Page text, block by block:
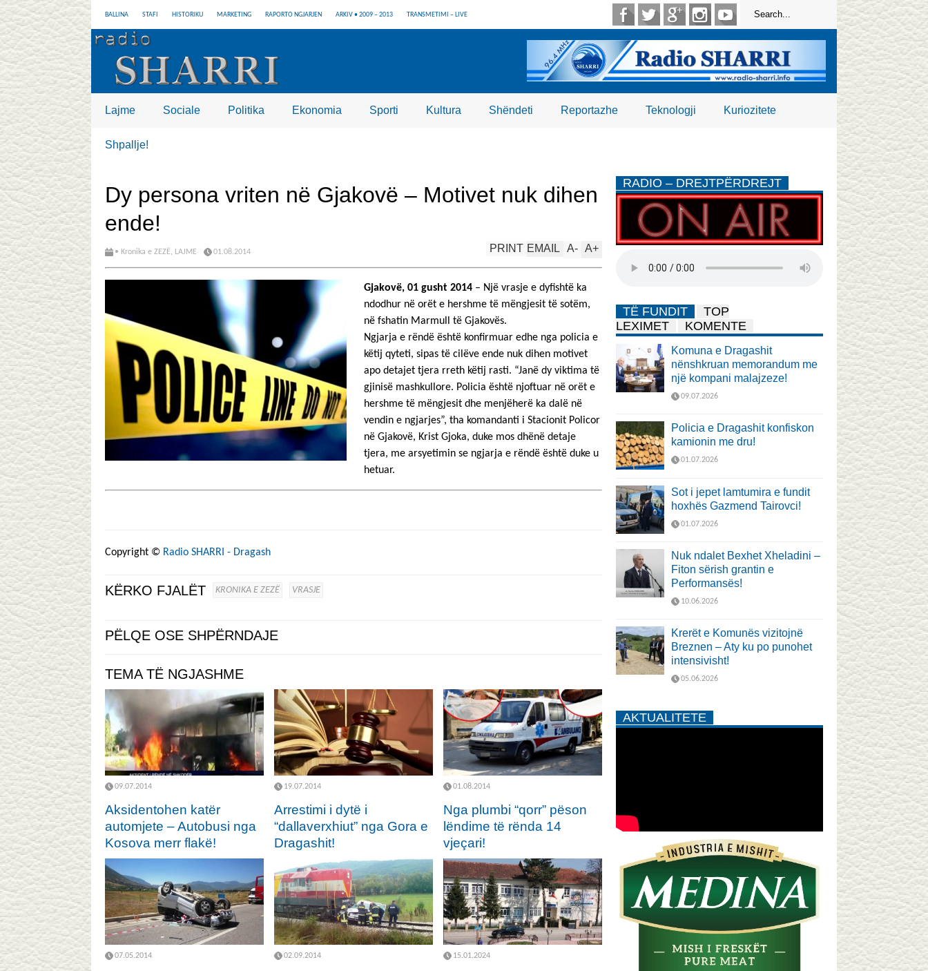
BALLINA STAFI HISTORIKU MARKETING RAPORTO NGJARJEN ARKIV • 2009 – 2013 TRANSMETIMI – LIVE
Lajme Sociale Politika Ekonomia Sporti Kultura Shëndeti Reportazhe Teknologji Kuriozitete
Shpallje!
Dy persona vriten në Gjakovë – Motivet nuk dihen
ende!
• Kronika e ZEZË, LAJME 01.08.2014 A+
A-
EMAIL
PRINT
Gjakovë, 01 gusht 2014 – Një vrasje e dyfishtë ka
ndodhur në orët e hershme të mëngjesit të sotëm,
në fshatin Marmull të Gjakovës.
Ngjarja e rëndë është konfirmuar edhe nga policia e
këtij qyteti, sipas të cilëve ende nuk dihen motivet
apo detajet tjera rreth këtij rasti. “Janë dy viktima të
gjinisë mashkullore. Policia është njoftuar në orët e
hershme të mëngjesit dhe menjëherë ka dalë në
vendin e ngjarjes”, tha komandanti i Stacionit Policor
në Gjakovë, Krist Gjoka, duke mos dhënë detaje
tjera, me arsyetimin se ngjarja e rëndë është duke u
hetuar.
Copyright © Radio SHARRI - Dragash
KËRKO FJALËT KRONIKA E ZEZË VRASJE
PËLQE OSE SHPËRNDAJE
TEMA TË NGJASHME
09.07.2014
Aksidentohen katër
automjete – Autobusi nga
Kosova merr flakë!
19.07.2014
Arrestimi i dytë i
“dallaverxhiut” nga Gora e
Dragashit!
01.08.2014
Nga plumbi “qorr” pëson
lëndime të rënda 14
vjeçari!
07.05.2014 02.09.2014 15.01.2024
RADIO – DREJTPËRDREJT
TË FUNDIT
TOP
LEXIMET
KOMENTE
Komuna e Dragashit
nënshkruan memorandum me
një kompani malajzeze!
09.07.2026
Policia e Dragashit konfiskon
kamionin me dru!
01.07.2026
Sot i jepet lamtumira e fundit
hoxhës Gazmend Tairovci!
01.07.2026
Nuk ndalet Bexhet Xheladini –
Fiton sërish grantin e
Performansës!
10.06.2026
Krerët e Komunës vizitojnë
Breznen – Aty ku po punohet
intensivisht!
05.06.2026
AKTUALITETE